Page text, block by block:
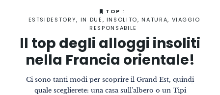
TOP :
ESTSIDESTORY, IN DUE, INSOLITO, NATURA, VIAGGIO
RESPONSABILE
Il top degli alloggi insoliti
nella Francia orientale!
Ci sono tanti modi per scoprire il Grand Est, quindi
quale sceglierete: una casa sull'albero o un Tipi